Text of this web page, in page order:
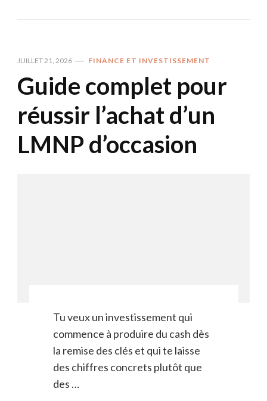
JUILLET 21, 2026 FINANCE ET INVESTISSEMENT
Guide complet pour
réussir l’achat d’un
LMNP d’occasion
Tu veux un investissement qui
commence à produire du cash dès
la remise des clés et qui te laisse
des chiffres concrets plutôt que
des …